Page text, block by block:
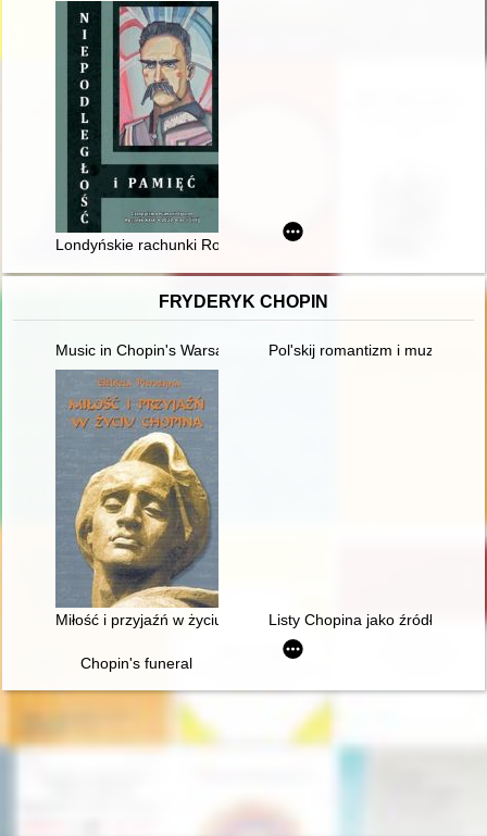
Londyńskie rachunki Romana Dmowskiego z lat 1915-1917
FRYDERYK CHOPIN
Music in Chopin's Warsaw Pol'skij romantizm i
Miłość i przyjaźń w życiu ChopinaListy Chopina jako źródło
Chopin's funeral